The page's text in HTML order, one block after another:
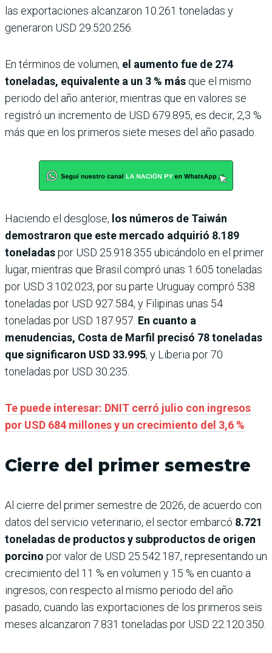
las exportaciones alcanzaron 10.261 toneladas y
generaron USD 29.520.256.
En términos de volumen, el aumento fue de 274
toneladas, equivalente a un 3 % más que el mismo
periodo del año anterior, mientras que en valores se
registró un incremento de USD 679.895, es decir, 2,3 %
más que en los primeros siete meses del año pasado.
Haciendo el desglose, los números de Taiwán
demostraron que este mercado adquirió 8.189
toneladaspor USD 25.918.355 ubicándolo en el primer
lugar, mientras que Brasil compró unas 1.605 toneladas
por USD 3.102.023, por su parte Uruguay compró 538
toneladas por USD 927.584, y Filipinas unas 54
toneladas por USD 187.957. En cuanto a
menudencias, Costa de Marfil precisó 78 toneladas
que significaron USD 33.995, y Liberia por 70
toneladas por USD 30.235.
Te puede interesar: DNIT cerró julio con ingresos
por USD 684 millones y un crecimiento del 3,6 %
Cierre del primer semestre
Al cierre del primer semestre de 2026, de acuerdo con
datos del servicio veterinario, el sector embarcó 8.721
toneladas de productos y subproductos de origen
porcino por valor de USD 25.542.187, representando un
crecimiento del 11 % en volumen y 15 % en cuanto a
ingresos, con respecto al mismo periodo del año
pasado, cuando las exportaciones de los primeros seis
meses alcanzaron 7.831 toneladas por USD 22.120.350.